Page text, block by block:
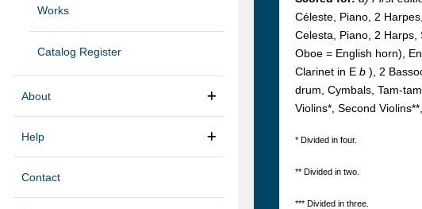
Works
Catalog Register
About
Help
Contact
Céleste, Piano, 2
Celesta, Piano, 2 Harps,
Oboe = English horn),
Clarinet in E b ), 2
drum, Cymbals, Tam-
Violins*, Second
* Divided in four.
** Divided in two.
*** Divided in three.